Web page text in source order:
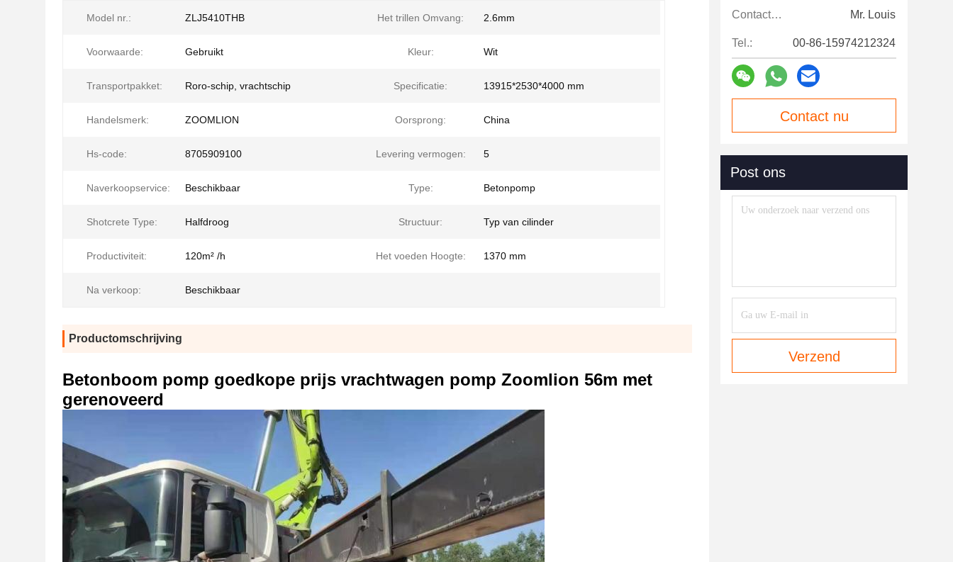
Model nr.: ZLJ5410THB Het trillen Omvang: 2.6mm
Voorwaarde: Gebruikt Kleur: Wit
Transportpakket: Roro-schip, vrachtschip Specificatie: 13915*2530*4000 mm
Handelsmerk: ZOOMLION Oorsprong: China
Hs-code: 8705909100 Levering vermogen: 5
Naverkoopservice: Beschikbaar Type: Betonpomp
Shotcrete Type: Halfdroog Structuur: Typ van cilinder
Productiviteit: 120m² /h Het voeden Hoogte: 1370 mm
Na verkoop: Beschikbaar
Productomschrijving
Betonboom pomp goedkope prijs vrachtwagen pomp Zoomlion 56m met
gerenoveerd
Contacten: Mr. Louis
Tel.: 00-86-15974212324
Contact nu
Post ons
Verzend